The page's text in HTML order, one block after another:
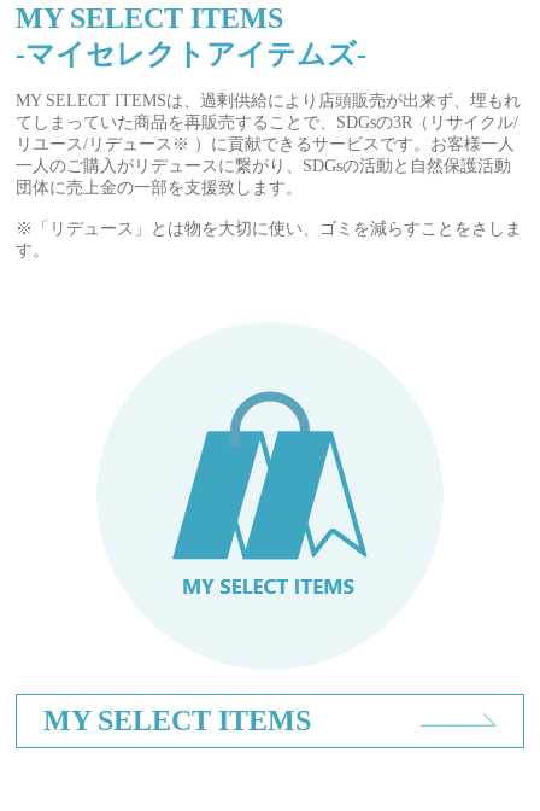
MY SELECT ITEMS
-マイセレクトアイテムズ-
MY SELECT ITEMSは、過剰供給により店頭販売が出来ず、埋もれ
てしまっていた商品を再販売することで、SDGsの3R（リサイクル/
リユース/リデュース※ ）に貢献できるサービスです。お客様一人
一人のご購入がリデュースに繋がり、SDGsの活動と自然保護活動
団体に売上金の一部を支援致します。
※「リデュース」とは物を大切に使い、ゴミを減らすことをさしま
す。
MY SELECT ITEMS